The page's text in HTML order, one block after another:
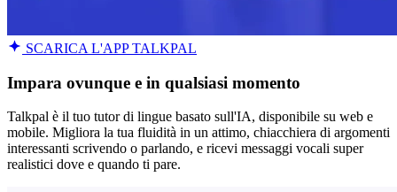
SCARICA L'APP TALKPAL
Impara ovunque e in qualsiasi momento
Talkpal è il tuo tutor di lingue basato sull'IA, disponibile su web e
mobile. Migliora la tua fluidità in un attimo, chiacchiera di argomenti
interessanti scrivendo o parlando, e ricevi messaggi vocali super
realistici dove e quando ti pare.